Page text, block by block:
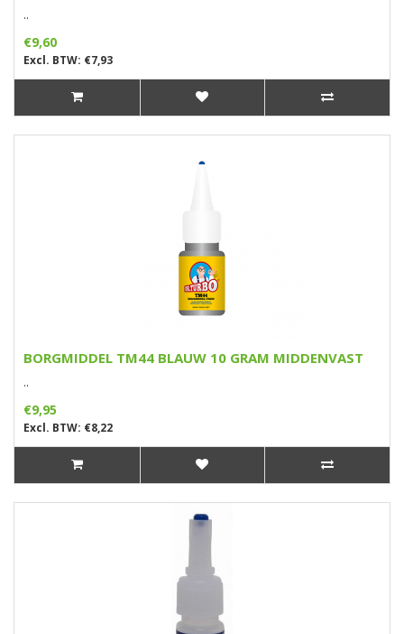
..
€9,60
Excl. BTW: €7,93
BORGMIDDEL TM44 BLAUW 10 GRAM MIDDENVAST
..
€9,95
Excl. BTW: €8,22